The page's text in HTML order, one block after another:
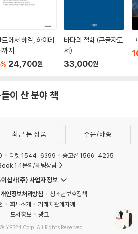
가 부러지면 그 가위는 더 이상 쓸데없는 것이
하지만 가령 나의 책꽂이에 꽂혀 있는 어떤 시
런해요」라는 시는 어떨까? 그건 분명 가위가
지 않다. 미술관에 걸려 있는 그림도 그렇다.
품이나 문화적 대상이라고 부르는데, 그런 대상
것도 아주 이상한 일 아닐까? 그리고 그렇게
-90, 91쪽에서
렴하는
의 개념과 주장을 경계 없이 곁들이며 편안하
사유가 흘러가는 모양새는 인간의 삶, 나아가
트에서 헤겔, 하이데
까지
% 24,700원
바다의 철학 (큰글자도
서)
33,000원
이 산 분야 책
최근 본 상품 주문/배송
티켓 1544-6399
중고샵 1566-4295
1:1문의/채팅상담
이십사(주) 사업자 정보
개인정보처리방침
청소년보호정책
회사소개
거래처관계자께
도서홍보
광고
YES24 Corp. All Rights Reserved.